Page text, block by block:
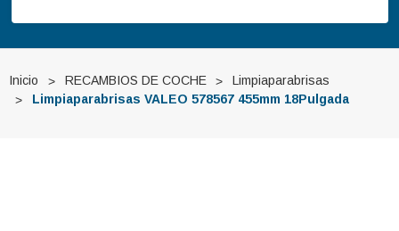
Inicio RECAMBIOS DE COCHE
Limpiaparabrisas
Limpiaparabrisas VALEO 578567 455mm 18Pulgada